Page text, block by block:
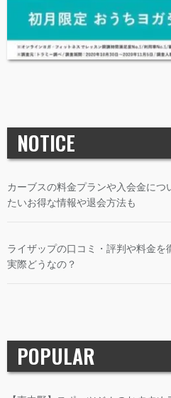
NOTICE
カーブスの料金プランや入会金につ
たいお得な情報や退会方法も
ライザップの口コミ・評判や料金
実際どうなの？
POPULAR